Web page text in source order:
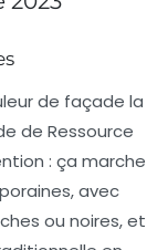
de façade la
de Ressource
: ça marche
avec
ou noires, et